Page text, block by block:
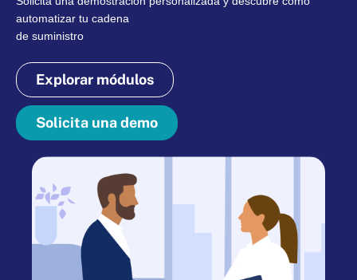
automatizar tu cadena
de suministro
Explorar módulos
Solicita una demo